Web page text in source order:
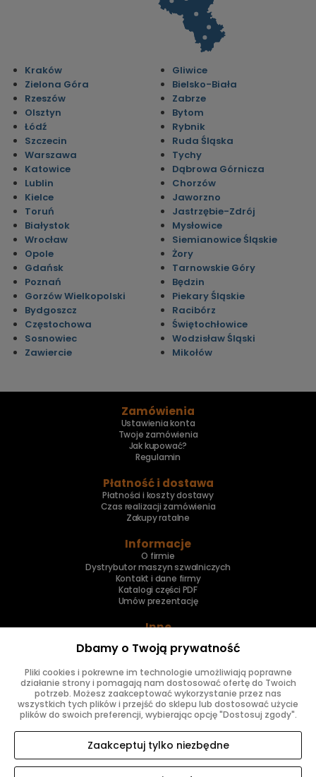
Kraków
Zielona Góra
Rzeszów
Olsztyn
Łódź
Szczecin
Warszawa
Katowice
Lublin
Kielce
Toruń
Białystok
Wrocław
Opole
Gdańsk
Poznań
Gorzów Wielkopolski
Bydgoszcz
Częstochowa
Sosnowiec
Zawiercie
Gliwice
Bielsko-Biała
Zabrze
Bytom
Rybnik
Ruda Śląska
Tychy
Dąbrowa Górnicza
Chorzów
Jaworzno
Jastrzębie-Zdrój
Mysłowice
Siemianowice Śląskie
Żory
Tarnowskie Góry
Będzin
Piekary Śląskie
Racibórz
Świętochłowice
Wodzisław Śląski
Mikołów
Zamówienia
Ustawienia konta
Twoje zamówienia
Jak kupować?
Regulamin
Płatność i dostawa
Płatności i koszty dostawy
Czas realizacji zamówienia
Zakupy ratalne
Informacje
O firmie
Dystrybutor maszyn szwalniczych
Kontakt i dane firmy
Katalogi części PDF
Umów prezentację
Inne
Naprawa maszyn
Znajdziesz nas
Dbamy o Twoją prywatność
Pliki cookies i pokrewne im technologie umożliwiają poprawne
działanie strony i pomagają nam dostosować ofertę do Twoich
potrzeb. Możesz zaakceptować wykorzystanie przez nas
wszystkich tych plików i przejść do sklepu lub dostosować użycie
plików do swoich preferencji, wybierając opcję "Dostosuj zgody".
Zaakceptuj tylko niezbędne